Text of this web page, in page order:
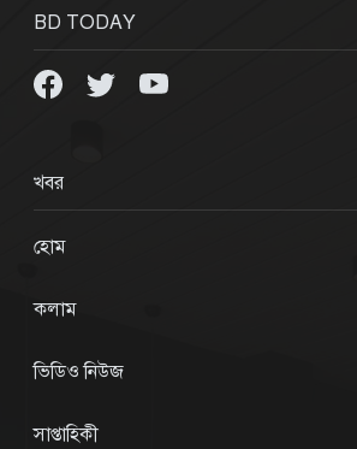
BD TODAY
খবর
হোম
কলাম
ভিডিও নিউজ
সাপ্তাহিকী